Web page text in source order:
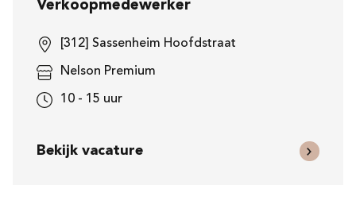
Verkoopmedewerker
[312] Sassenheim Hoofdstraat
Nelson Premium
10 - 15 uur
Bekijk vacature